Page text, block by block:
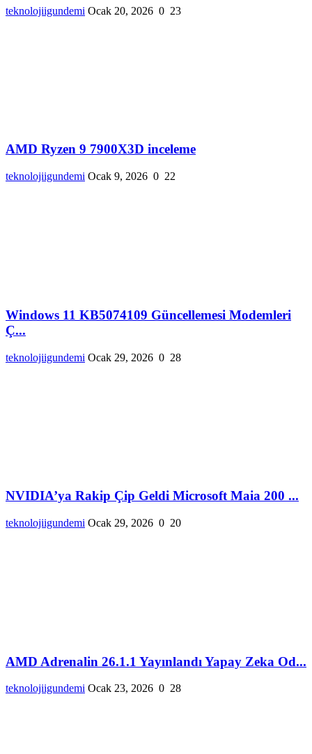
teknolojiigundemi Ocak 20, 2026 0 23
AMD Ryzen 9 7900X3D inceleme
teknolojiigundemi Ocak 9, 2026 0 22
Windows 11 KB5074109 Güncellemesi Modemleri
Ç...
teknolojiigundemi Ocak 29, 2026 0 28
NVIDIA’ya Rakip Çip Geldi Microsoft Maia 200 ...
teknolojiigundemi Ocak 29, 2026 0 20
AMD Adrenalin 26.1.1 Yayınlandı Yapay Zeka Od...
teknolojiigundemi Ocak 23, 2026 0 28